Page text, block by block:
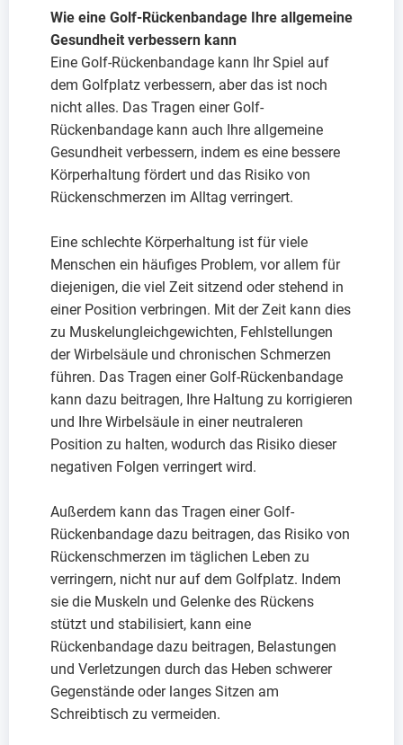
Wie eine Golf-Rückenbandage Ihre allgemeine
Gesundheit verbessern kann
Eine Golf-Rückenbandage kann Ihr Spiel auf
dem Golfplatz verbessern, aber das ist noch
nicht alles. Das Tragen einer Golf-
Rückenbandage kann auch Ihre allgemeine
Gesundheit verbessern, indem es eine bessere
Körperhaltung fördert und das Risiko von
Rückenschmerzen im Alltag verringert.
Eine schlechte Körperhaltung ist für viele
Menschen ein häufiges Problem, vor allem für
diejenigen, die viel Zeit sitzend oder stehend in
einer Position verbringen. Mit der Zeit kann dies
zu Muskelungleichgewichten, Fehlstellungen
der Wirbelsäule und chronischen Schmerzen
führen. Das Tragen einer Golf-Rückenbandage
kann dazu beitragen, Ihre Haltung zu korrigieren
und Ihre Wirbelsäule in einer neutraleren
Position zu halten, wodurch das Risiko dieser
negativen Folgen verringert wird.
Außerdem kann das Tragen einer Golf-
Rückenbandage dazu beitragen, das Risiko von
Rückenschmerzen im täglichen Leben zu
verringern, nicht nur auf dem Golfplatz. Indem
sie die Muskeln und Gelenke des Rückens
stützt und stabilisiert, kann eine
Rückenbandage dazu beitragen, Belastungen
und Verletzungen durch das Heben schwerer
Gegenstände oder langes Sitzen am
Schreibtisch zu vermeiden.